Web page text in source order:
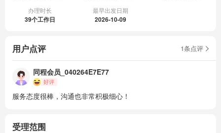
办理时长
39个工作日
最早出发日期
2026-10-09
用户点评 1条点评
同程会员_040264E7E77
服务态度很棒，沟通也非常积极细心！
受理范围